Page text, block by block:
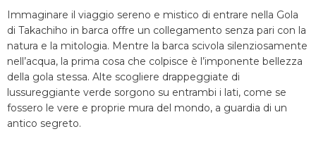
Immaginare il viaggio sereno e mistico di entrare nella Gola
di Takachiho in barca offre un collegamento senza pari con la
natura e la mitologia. Mentre la barca scivola silenziosamente
nell’acqua, la prima cosa che colpisce è l’imponente bellezza
della gola stessa. Alte scogliere drappeggiate di
lussureggiante verde sorgono su entrambi i lati, come se
fossero le vere e proprie mura del mondo, a guardia di un
antico segreto.